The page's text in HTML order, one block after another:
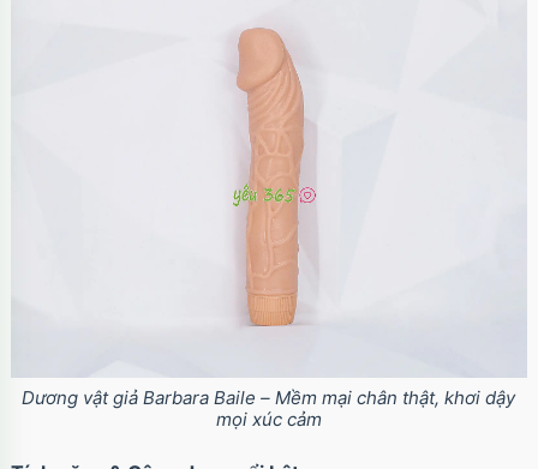
Dương vật giả Barbara Baile – Mềm mại chân thật, khơi dậy
mọi xúc cảm